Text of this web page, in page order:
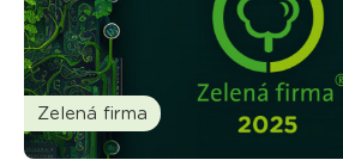
Zelená firma